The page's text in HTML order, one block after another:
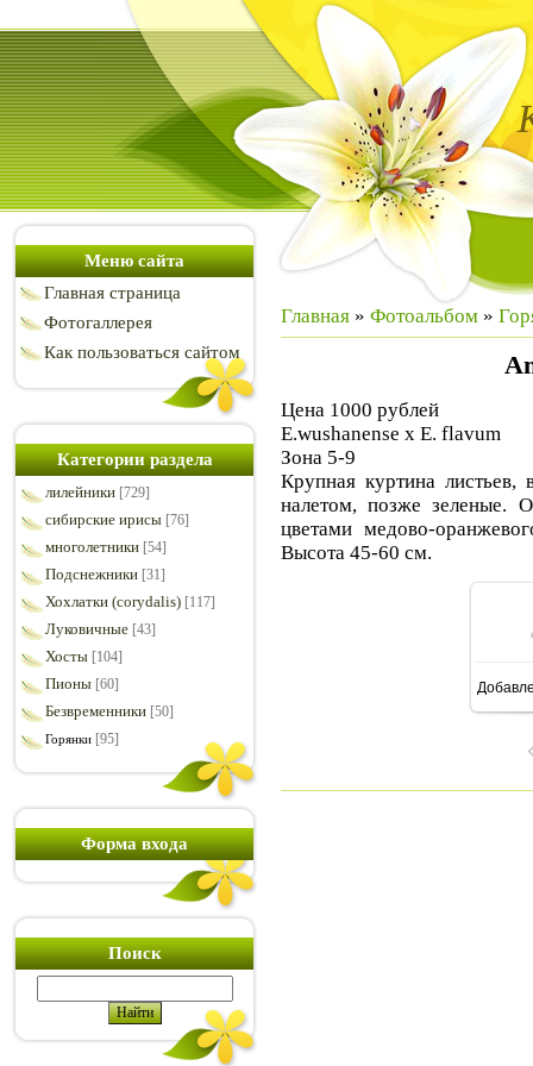
Меню сайта
Главная страница
Фотогаллерея
Как пользоваться сайтом
Категории раздела
лилейники [729]
сибирские ирисы [76]
многолетники [54]
Подснежники [31]
Хохлатки (corydalis) [117]
Луковичные [43]
Хосты [104]
Пионы [60]
Безвременники [50]
Горянки [95]
Форма входа
Поиск
Главная » Фотоальбом »
Цена 1000 рублей
E.wushanense x E. flavum
Зона 5-9
Крупная куртина
налетом, позже зеленые.
цветами медово-
Высота 45-60 см.